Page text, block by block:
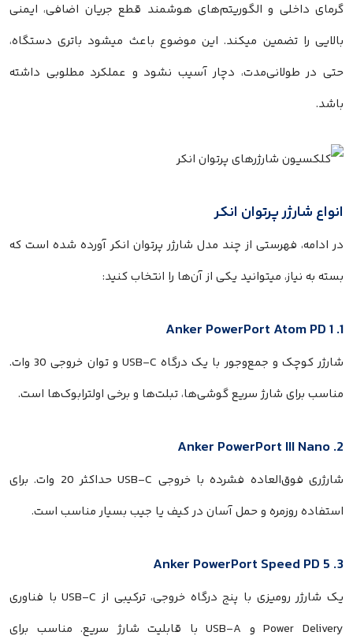
گرمای داخلی و الگوریتم‌های هوشمند قطع جریان اضافی، ایمنی
بالایی را تضمین میکند. این موضوع باعث میشود باتری دستگاه،
حتی در طولانی‌مدت، دچار آسیب نشود و عملکرد مطلوبی داشته
باشد.
انواع شارژر پرتوان انکر
در ادامه، فهرستی از چند مدل شارژر پرتوان انکر آورده شده است که
بسته به نیاز، میتوانید یکی از آن‌ها را انتخاب کنید:
1. Anker PowerPort Atom PD 1
شارژر کوچک و جمع‌وجور با یک درگاه USB-C و توان خروجی 30 وات.
مناسب برای شارژ سریع گوشی‌ها، تبلت‌ها و برخی اولترابوک‌ها است.
2. Anker PowerPort III Nano
شارژری فوق‌العاده فشرده با خروجی USB-C حداکثر 20 وات. برای
استفاده روزمره و حمل آسان در کیف یا جیب بسیار مناسب است.
3. Anker PowerPort Speed PD 5
یک شارژر رومیزی با پنج درگاه خروجی، ترکیبی از USB-C با فناوری
Power Delivery و USB-A با قابلیت شارژ سریع. مناسب برای